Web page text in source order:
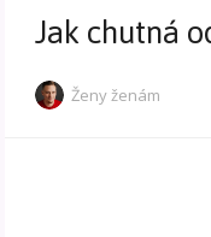
Jak chutná
Ženy ženám